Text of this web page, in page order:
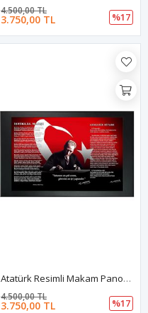
3.750,00 TL
4.500,00 TL
%17
Atatürk Resimli Makam Panosu
3.750,00 TL
4.500,00 TL
%17